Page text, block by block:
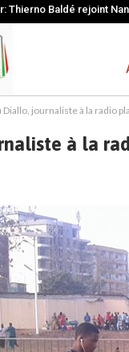
Thierno Baldé rejoint
Diallo, journaliste à la radio
à la